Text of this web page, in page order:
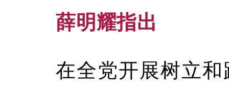
薛明耀指出
在全党开展树立